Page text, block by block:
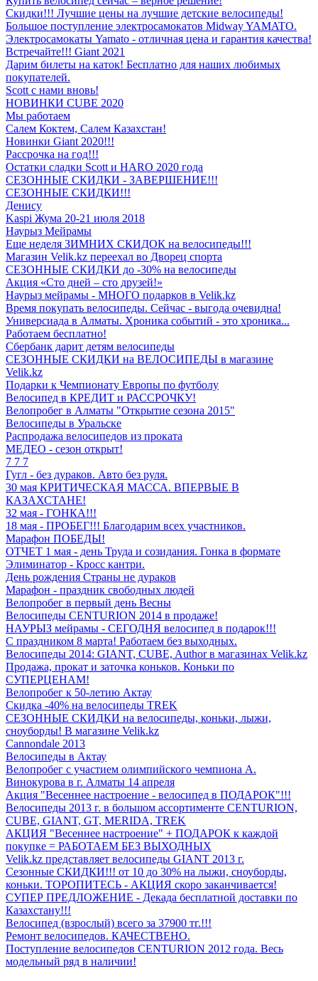
Скидки!!! Лучшие цены на лучшие детские велосипеды!
Большое поступление электросамокатов Midway YAMATO.
Электросамокаты Yamato - отличная цена и гарантия качества!
Встречайте!!! Giant 2021
Дарим билеты на каток! Бесплатно для наших любимых
покупателей.
Scott с нами вновь!
НОВИНКИ CUBE 2020
Мы работаем
Салем Коктем, Салем Казахстан!
Новинки Giant 2020!!!
Рассрочка на год!!!
Остатки сладки Scott и HARO 2020 года
СЕЗОННЫЕ СКИДКИ - ЗАВЕРШЕНИЕ!!!
СЕЗОННЫЕ СКИДКИ!!!
Денису
Kaspi Жума 20-21 июля 2018
Наурыз Мейрамы
Еще неделя ЗИМНИХ СКИДОК на велосипеды!!!
Магазин Velik.kz переехал во Дворец спорта
СЕЗОННЫЕ СКИДКИ до -30% на велосипеды
Акция «Сто дней – сто друзей!»
Наурыз мейрамы - МНОГО подарков в Velik.kz
Время покупать велосипеды. Сейчас - выгода очевидна!
Универсиада в Алматы. Хроника событий - это хроника...
Работаем бесплатно!
Сбербанк дарит детям велосипеды
СЕЗОННЫЕ СКИДКИ на ВЕЛОСИПЕДЫ в магазине
Velik.kz
Подарки к Чемпионату Европы по футболу
Велосипед в КРЕДИТ и РАССРОЧКУ!
Велопробег в Алматы "Открытие сезона 2015"
Велосипеды в Уральске
Распродажа велосипедов из проката
МЕДЕО - сезон открыт!
7 7 7
Гугл - без дураков. Авто без руля.
30 мая КРИТИЧЕСКАЯ МАССА. ВПЕРВЫЕ В
КАЗАХСТАНЕ!
32 мая - ГОНКА!!!
18 мая - ПРОБЕГ!!! Благодарим всех участников.
Марафон ПОБЕДЫ!
ОТЧЕТ 1 мая - день Труда и созидания. Гонка в формате
Элиминатор - Кросс кантри.
День рождения Страны не дураков
Марафон - праздник свободных людей
Велопробег в первый день Весны
Велосипеды CENTURION 2014 в продаже!
НАУРЫЗ мейрамы - СЕГОДНЯ велосипед в подарок!!!
С праздником 8 марта! Работаем без выходных.
Велосипеды 2014: GIANT, CUBE, Author в магазинах Velik.kz
Продажа, прокат и заточка коньков. Коньки по
СУПЕРЦЕНАМ!
Велопробег к 50-летию Актау
Скидка -40% на велосипеды TREK
СЕЗОННЫЕ СКИДКИ на велосипеды, коньки, лыжи,
сноуборды! В магазине Velik.kz
Cannondale 2013
Велосипеды в Актау
Велопробег с участием олимпийского чемпиона А.
Винокурова в г. Алматы 14 апреля
Акция "Весеннее настроение - велосипед в ПОДАРОК"!!!
Велосипеды 2013 г. в большом ассортименте CENTURION,
CUBE, GIANT, GT, MERIDA, TREK
АКЦИЯ "Весеннее настроение" + ПОДАРОК к каждой
покупке = РАБОТАЕМ БЕЗ ВЫХОДНЫХ
Velik.kz представляет велосипеды GIANT 2013 г.
Сезонные СКИДКИ!!! от 10 до 30% на лыжи, сноуборды,
коньки. ТОРОПИТЕСЬ - АКЦИЯ скоро заканчивается!
СУПЕР ПРЕДЛОЖЕНИЕ - Декада бесплатной доставки по
Казахстану!!!
Велосипед (взрослый) всего за 37900 тг.!!!
Ремонт велосипедов. КАЧЕСТВЕНО.
Поступление велосипедов CENTURION 2012 года. Весь
модельный ряд в наличии!